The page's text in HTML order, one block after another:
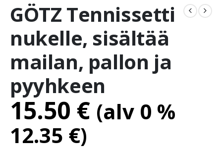
GÖTZ Tennissetti
nukelle, sisältää
mailan, pallon ja
pyyhkeen
15.50 € (alv 0 %
12.35 €)